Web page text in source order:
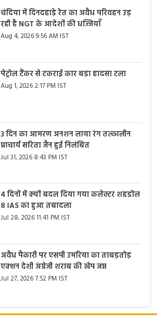
चंदिया में दिनदहाड़े रेत का अवैध परिवहन उड़
रही है NGT के आदेशों की धज्जियाँ
Aug 4, 2026 9:56 AM IST
पेट्रोल टैंकर से टकराई कार बड़ा हादसा टला
Aug 1, 2026 2:17 PM IST
3 दिन का आमरण अनशन लाया रंग तत्कालीन
प्राचार्य सरिता जैन हुई निलंबित
Jul 31, 2026 8:43 PM IST
4 दिनों में क्यों बदल दिया गया कलेक्टर शहडोल
8 IAS का हुआ तबादला
Jul 28, 2026 11:41 PM IST
अवैध पैकारी पर एसपी उमरिया का ताबड़तोड़
एक्शन देशी अंग्रेजी शराब की खेप जप्त
Jul 27, 2026 7:52 PM IST